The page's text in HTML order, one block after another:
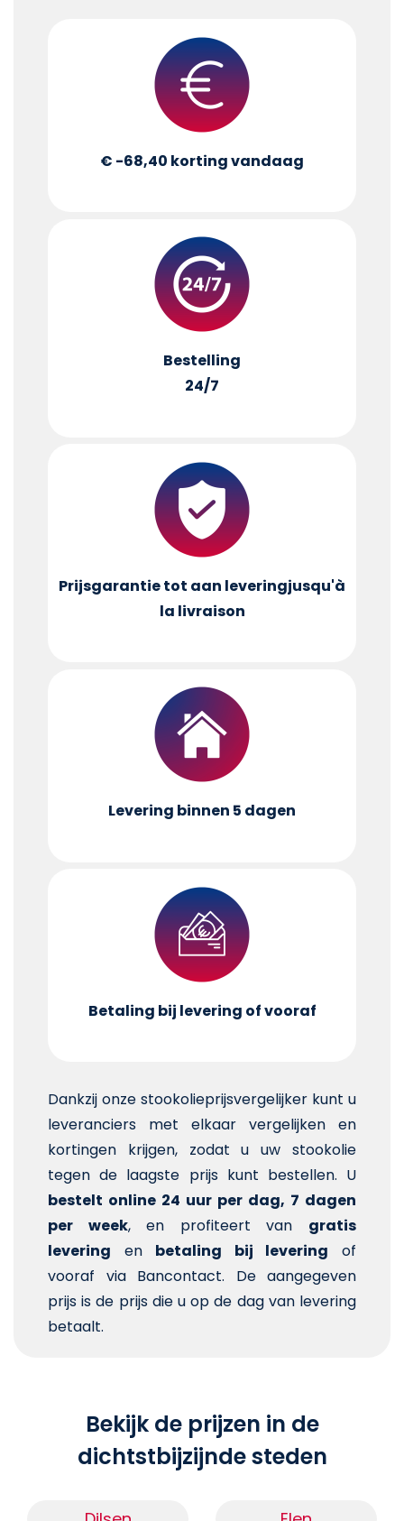
€ -68,40 korting vandaag
Bestelling
24/7
Prijsgarantie tot aan leveringjusqu'à
la livraison
Levering binnen 5 dagen
Betaling bij levering of vooraf
Dankzij onze stookolieprijsvergelijker kunt u
leveranciers met elkaar vergelijken en
kortingen krijgen, zodat u uw stookolie
tegen de laagste prijs kunt bestellen. U
bestelt online 24 uur per dag, 7 dagen
per week, en profiteert van gratis
levering en betaling bij levering of
vooraf via Bancontact. De aangegeven
prijs is de prijs die u op de dag van levering
betaalt.
Bekijk de prijzen in de
dichtstbijzijnde steden